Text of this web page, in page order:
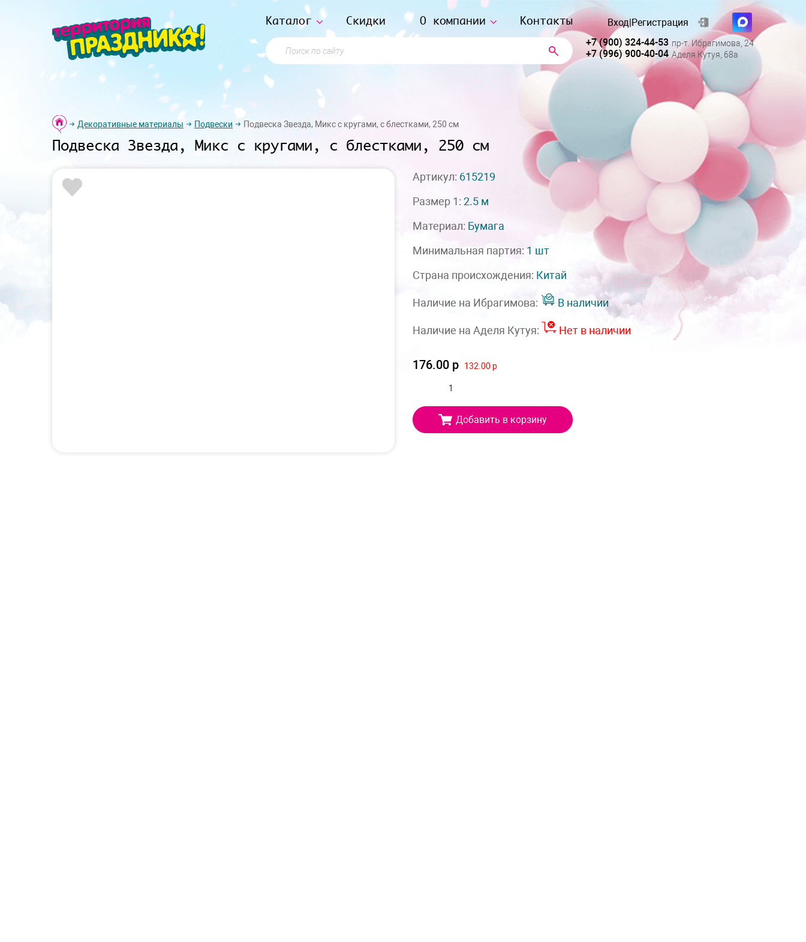
Каталог Скидки О компании Контакты
Поиск по сайту
Вход|Регистрация
+7 (900) 324-44-53 пр-т. Ибрагимова, 24
+7 (996) 900-40-04 Аделя Кутуя, 68а
Декоративные материалы Подвески Подвеска Звезда, Микс с кругами, с блестками, 250 см
Подвеска Звезда, Микс с кругами, с блестками, 250 см
Артикул: 615219
Размер 1: 2.5 м
Материал: Бумага
Минимальная партия: 1 шт
Страна происхождения: Китай
Наличие на Ибрагимова: В наличии
Наличие на Аделя Кутуя: Нет в наличии
176.00 р 132.00 р
Добавить в корзину